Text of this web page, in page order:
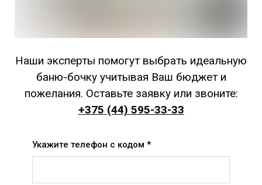
Наши эксперты помогут выбрать идеальную
баню-бочку учитывая Ваш бюджет и
пожелания. Оставьте заявку или звоните:
+375 (44) 595-33-33
Укажите телефон с кодом *